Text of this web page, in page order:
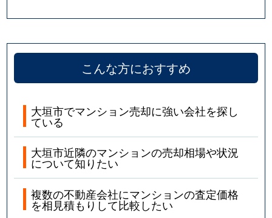
こんな方におすすめ
大垣市でマンション売却に強い会社を探し
ている
大垣市近隣のマンションの売却相場や状況
について知りたい
複数の不動産会社にマンションの査定価格
を相見積もりして比較したい